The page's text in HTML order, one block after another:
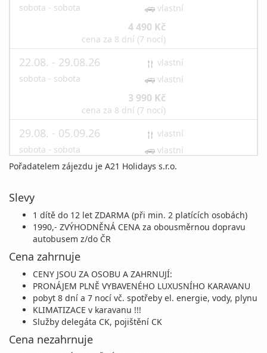
sobota - sobota
vlastní
4 490 Kč
cena za 8 dní (7 nocí)
22.08. - 29.08.26
sobota - sobota
vlastní
vlastní
3 990 Kč
cena za 8 dní (7 nocí)
29.08. - 05.09.26
sobota - sobota
vlastní
vlastní
3 190 Kč
září 2026
05.09. - 12.09.26
sobota - sobota
2 490 Kč
cena za 8 dní (7 nocí)
12.09. - 19.09.26
sobota - sobota
vlastní
vlastní
Pořadatelem zájezdu je A21 Holidays s.r.o.
Slevy
1 dítě do 12 let ZDARMA (při min. 2 platících osobách)
1990,- ZVÝHODNĚNÁ CENA za obousměrnou dopravu
autobusem z/do ČR
Cena zahrnuje
CENY JSOU ZA OSOBU A ZAHRNUJÍ:
PRONÁJEM PLNĚ VYBAVENÉHO LUXUSNÍHO KARAVANU
pobyt 8 dní a 7 nocí vč. spotřeby el. energie, vody, plynu
KLIMATIZACE v karavanu !!!
Služby delegáta CK, pojištění CK
Cena nezahrnuje